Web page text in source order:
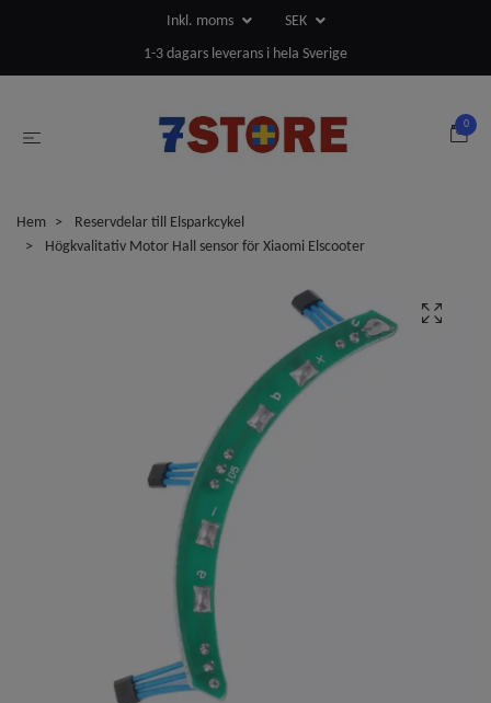
Inkl. moms
SEK
1-3 dagars leverans i hela Sverige
0
Hem
Reservdelar till Elsparkcykel
Högkvalitativ Motor Hall sensor för Xiaomi Elscooter